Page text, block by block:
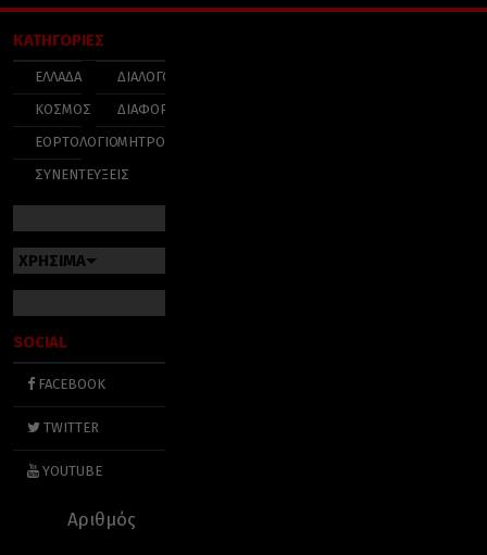
ΚΑΤΗΓΟΡΙΕΣ
ΕΛΛΑΔΑ
ΚΟΣΜΟΣ
ΕΟΡΤΟΛΟΓΙΟ
ΣΥΝΕΝΤΕΥΞΕΙΣ
ΔΙΑΛΟΓΟΣ
ΔΙΑΦΟΡΑ
ΜΗΤΡΟΠΟΛΕΙΣ
ΧΡΗΣΙΜΑ
SOCIAL
FACEBOOK
TWITTER
YOUTUBE
Αριθμός